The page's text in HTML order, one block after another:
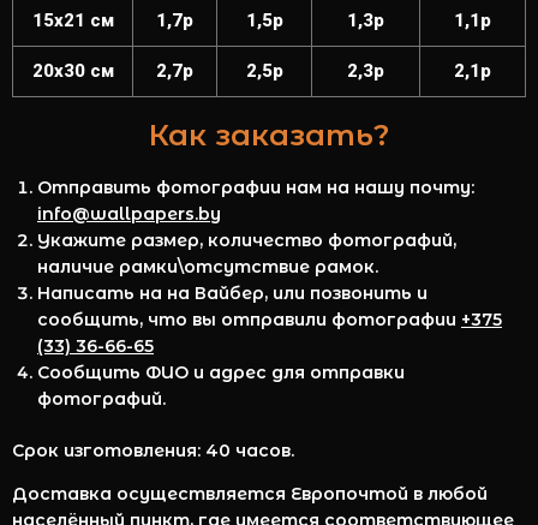
15x21 см 1,7р 1,5р 1,3р 1,1р
20x30 см 2,7р 2,5р 2,3р 2,1р
Как заказать?
Отправить фотографии нам на нашу почту:
info@wallpapers.by
Укажите размер, количество фотографий,
наличие рамки\отсутствие рамок.
Написать на на Вайбер, или позвонить и
сообщить, что вы отправили фотографии +375
(33) 36-66-65
Сообщить ФИО и адрес для отправки
фотографий.
Срок изготовления: 40 часов.
Доставка осуществляется Европочтой в любой
населённый пункт, где имеется соответствующее